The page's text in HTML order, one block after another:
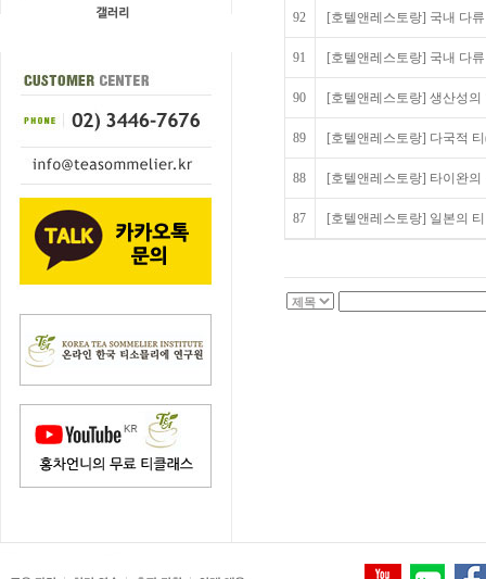
92 [호텔앤레스토랑] 국내 다
91 [호텔앤레스토랑] 국내 다
90 [호텔앤레스토랑] 생산성의
89 [호텔앤레스토랑] 다국적
88 [호텔앤레스토랑] 타이완의
87 [호텔앤레스토랑] 일본의